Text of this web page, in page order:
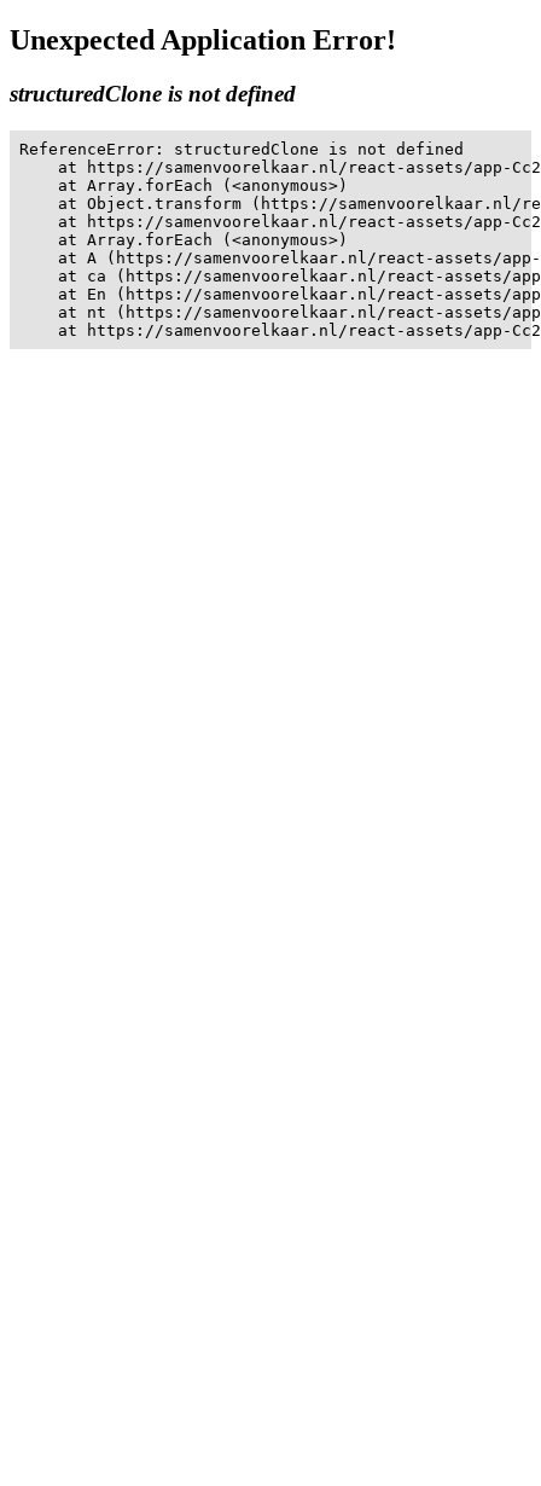
Unexpected Application Error!
structuredClone is not defined
ReferenceError: structuredClone is not defined
at https://samenvoorelkaar.nl/react-assets/app-
    at Array.forEach (<anonymous>)
at Object.transform (https://samenvoorelkaar.nl/
at https://samenvoorelkaar.nl/react-assets/app-
    at Array.forEach (<anonymous>)
at A (https://samenvoorelkaar.nl/react-assets/
at ca (https://samenvoorelkaar.nl/react-assets/
at En (https://samenvoorelkaar.nl/react-assets/
at nt (https://samenvoorelkaar.nl/react-assets/
at https://samenvoorelkaar.nl/react-assets/app-